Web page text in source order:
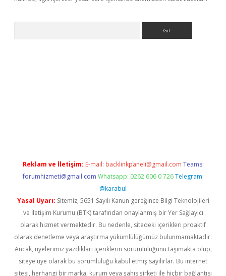
Reklam ve İletişim: E-mail: backlinkpaneli@gmail.com Teams:
forumhizmeti@gmail.com Whatsapp: 0262 606 0 726 Telegram:
@karabul
Yasal Uyarı: Sitemiz, 5651 Sayılı Kanun gereğince Bilgi Teknolojileri
ve İletişim Kurumu (BTK) tarafından onaylanmış bir Yer Sağlayıcı
olarak hizmet vermektedir. Bu nedenle, sitedeki içerikleri proaktif
olarak denetleme veya araştırma yükümlülüğümüz bulunmamaktadır.
Ancak, üyelerimiz yazdıkları içeriklerin sorumluluğunu taşımakta olup,
siteye üye olarak bu sorumluluğu kabul etmiş sayılırlar. Bu internet
sitesi, herhangi bir marka, kurum veya şahıs şirketi ile hiçbir bağlantısı